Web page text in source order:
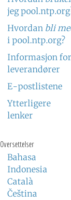
jeg
Hvordan bli
i pool.ntp.org?
Informasjon for
leverandører
E-postlistene
Ytterligere
lenker
Oversettelser
Bahasa
Indonesia
Català
Čeština